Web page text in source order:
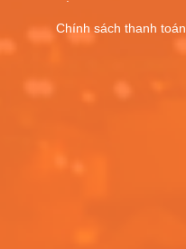
Chính sách thanh toán